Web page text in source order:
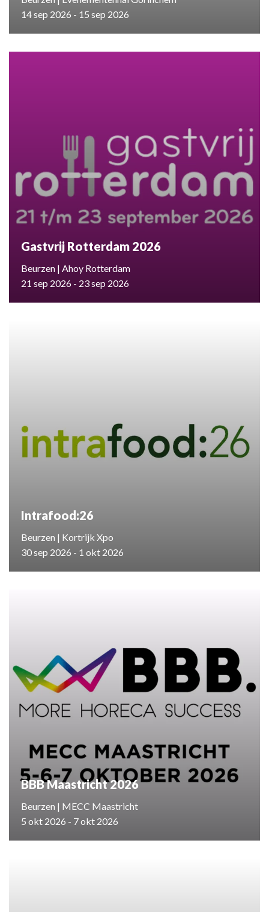
14 sep 2026 - 15 sep 2026
Gastvrij Rotterdam 2026
Beurzen | Ahoy Rotterdam
21 sep 2026 - 23 sep 2026
Intrafood:26
Beurzen | Kortrijk Xpo
30 sep 2026 - 1 okt 2026
BBB Maastricht 2026
Beurzen | MECC Maastricht
5 okt 2026 - 7 okt 2026